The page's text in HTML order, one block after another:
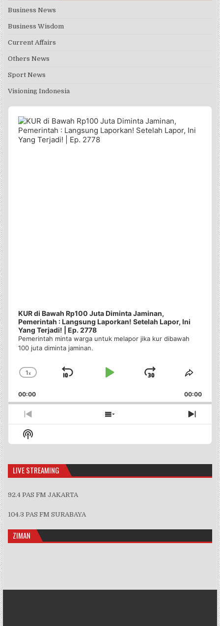
Business News
Business Wisdom
Current Affairs
Others News
Sport News
Visioning Indonesia
Audio
Player
KUR di Bawah Rp100 Juta Diminta Jaminan,
Pemerintah : Langsung Laporkan! Setelah Lapor, Ini
Yang Terjadi! | Ep. 2778
Pemerintah minta warga untuk melapor jika kur dibawah
100 juta diminta jaminan.
Change
Rate
1x
Skip
Play
Jump
Forward
Share
00:00 00:00
Previous
Episode
Show
Next
Show
Podcast
LIVE STREAMING
92.4 PAS FM JAKARTA
104.3 PAS FM SURABAYA
ZIMAN